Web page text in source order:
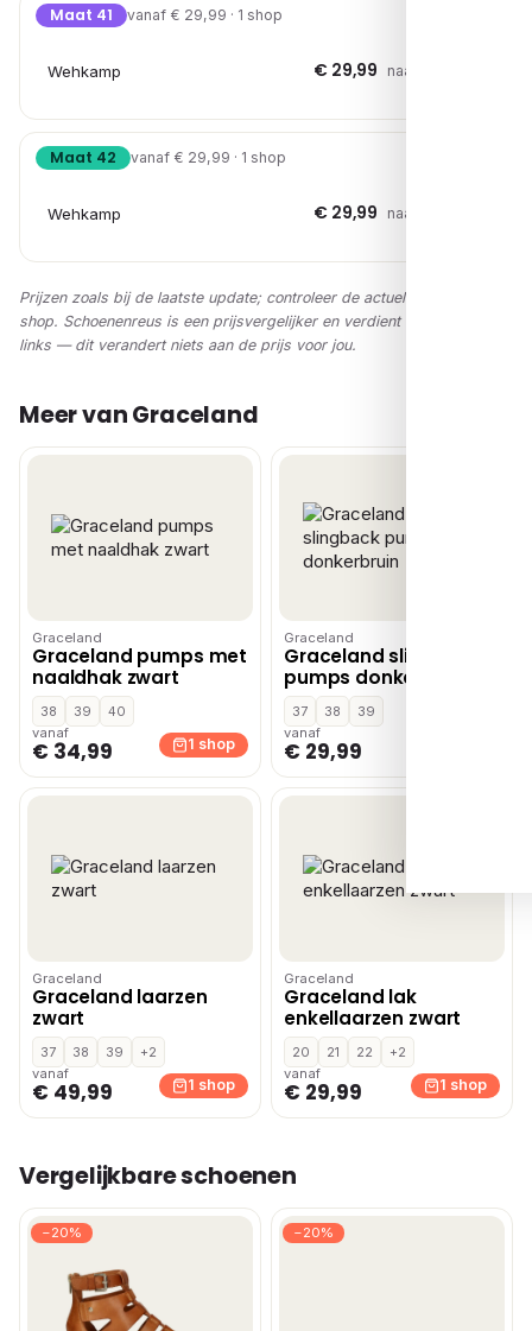
Maat 41 vanaf € 29,99 · 1 shop
Wehkamp € 29,99 naar shop →
Maat 42 vanaf € 29,99 · 1 shop
Wehkamp € 29,99 naar shop →
Prijzen zoals bij de laatste update; controleer de actuele prijs in de
shop. Schoenenreus is een prijsvergelijker en verdient via affiliate-
links — dit verandert niets aan de prijs voor jou.
Meer van Graceland
Graceland
Graceland pumps met
naaldhak zwart
38 39
40
vanaf
€ 34,99 1 shop
Graceland
Graceland slingback
pumps donkerbruin
37 38
39
vanaf
€ 29,99
Graceland
Graceland laarzen
zwart
37 38 39
+2
vanaf
€ 49,99 1 shop
Graceland
Graceland lak
enkellaarzen zwart
20 21 22
+2
vanaf
€ 29,99 1 shop
Vergelijkbare schoenen
−20% −20%